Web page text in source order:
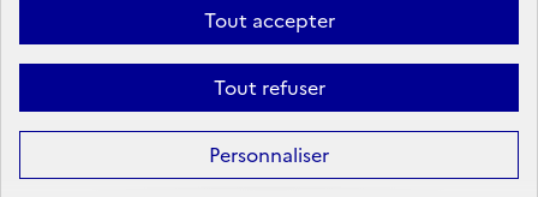
Tout accepter
Tout refuser
Personnaliser
Accessibilité : partiellement conforme
Sauf mention explicite de propriété intellectuelle détenue par des tiers,
les contenus de ce site sont proposés souslicence etalab-2.0